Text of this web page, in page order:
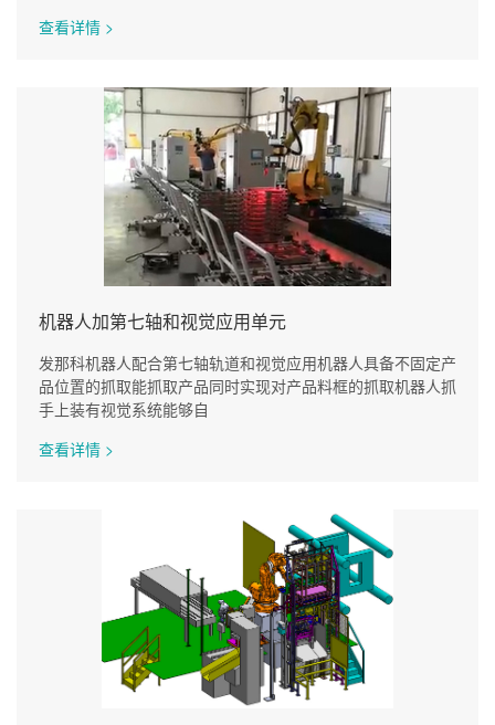
查看详情 >
机器人加第七轴和视觉应用单元
发那科机器人配合第七轴轨道和视觉应用机器人具备不固定产
品位置的抓取能抓取产品同时实现对产品料框的抓取机器人抓
手上装有视觉系统能够自
查看详情 >